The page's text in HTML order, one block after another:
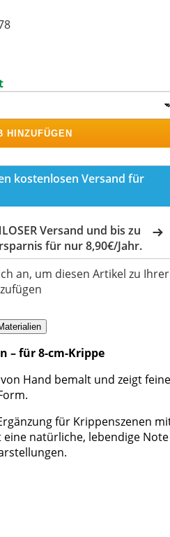
HINZUFÜGEN
kostenlosen Versand für
Versand und bis zu
für nur 8,90€/Jahr.
an, um diesen Artikel zu Ihrer
– für 8-cm-Krippe
Hand bemalt und zeigt feine
für Krippenszenen
natürliche, lebendige Note